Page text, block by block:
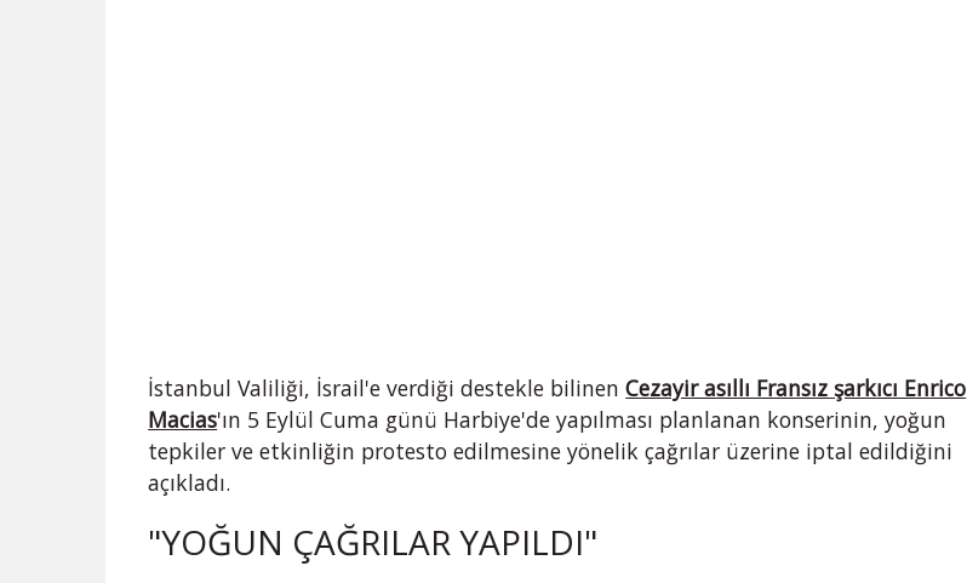
İstanbul Valiliği, İsrail'e verdiği destekle bilinenCezayir asıllı Fransız şarkıcı Enrico
Macias'ın 5 Eylül Cuma günü Harbiye'de yapılması planlanan konserinin, yoğun
tepkiler ve etkinliğin protesto edilmesine yönelik çağrılar üzerine iptal edildiğini
açıkladı.
"YOĞUN ÇAĞRILAR YAPILDI"